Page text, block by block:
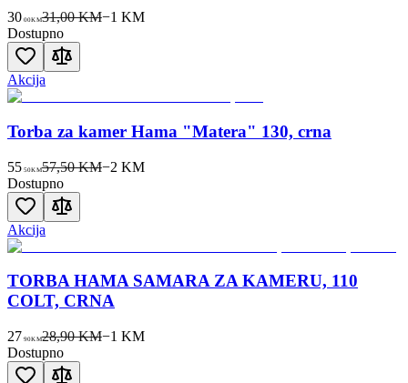
30 00KM31,00 KM−1 KM
Dostupno
Akcija
Torba za kamer Hama "Matera" 130, crna
55 50KM57,50 KM−2 KM
Dostupno
Akcija
TORBA HAMA SAMARA ZA KAMERU, 110
COLT, CRNA
27 90KM28,90 KM−1 KM
Dostupno